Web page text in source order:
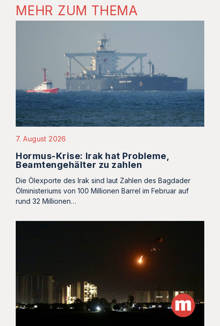
MEHR ZUM THEMA
7. August 2026
Hormus-Krise: Irak hat Probleme,
Beamtengehälter zu zahlen
Die Ölexporte des Irak sind laut Zahlen des Bagdader
Ölministeriums von 100 Millionen Barrel im Februar auf
rund 32 Millionen…